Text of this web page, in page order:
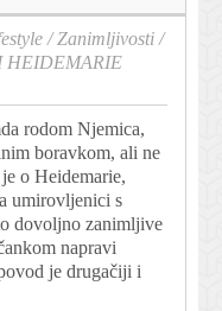
/Zanimljivosti /
HEIDEMARIE
rodom Njemica,
boravkom, ali ne
o Heidemarie,
umirovljenici s
dovoljno zanimljive
napravi
je drugačiji i